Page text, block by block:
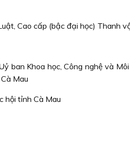
Cao cấp (bậc đại học) Thanh
ban Khoa học, Công nghệ và
Mau
hội tỉnh Cà Mau